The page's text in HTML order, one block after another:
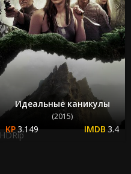
Идеальные каникулы
(2015)
3.149 3.4
HDRip